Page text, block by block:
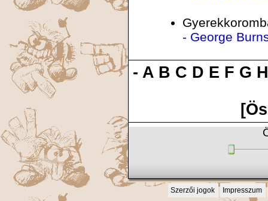
- George
-A B C D E F G
Szerzői jogok Impresszum